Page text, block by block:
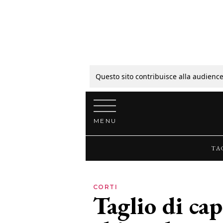
Questo sito contribuisce alla
Vai al contenuto
MENU
CORTI
Taglio di